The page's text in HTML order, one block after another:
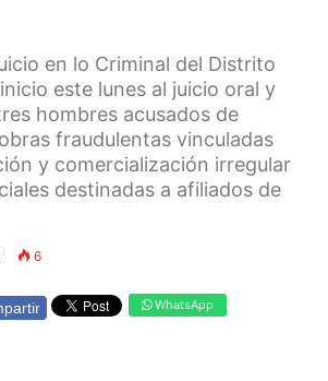
en lo Criminal del Distrito
este lunes al juicio oral y
hombres acusados de
fraudulentas vinculadas
y comercialización irregular
destinadas a afiliados de
6
WhatsApp